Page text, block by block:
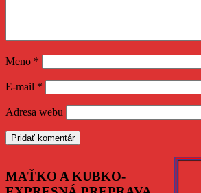
Meno *
E-mail *
Adresa webu
MAŤKO A KUBKO-